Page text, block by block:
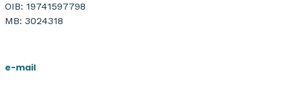
OIB: 19741597798
MB: 3024318
e-mail